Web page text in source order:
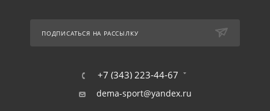
ПОДПИСАТЬСЯ НА РАССЫЛКУ
+7 (343) 223-44-67
dema-sport@yandex.ru